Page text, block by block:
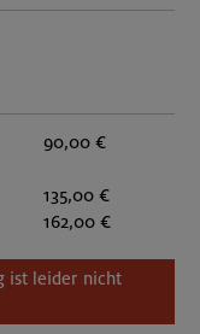
90,00 €
135,00 €
162,00 €
ist leider nicht